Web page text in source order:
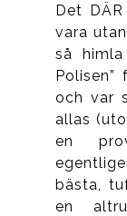
Det
vara
så
och var
allas
en
bästa,
en